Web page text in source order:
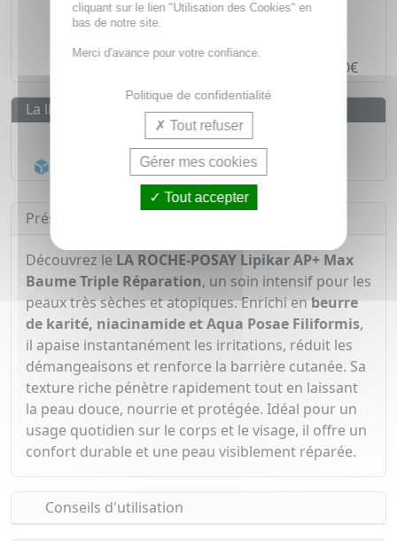
Des prixIMBATTABLES
à partir de 30€
La livraison
Livraison gratuite dès55€
Acheminement Chronopost
Présentation
Découvrez le LA ROCHE-POSAY Lipikar AP+ Max
Baume Triple Réparation, un soin intensif pour les
peaux très sèches et atopiques. Enrichi enbeurre
de karité, niacinamide et Aqua Posae Filiformis,
il apaise instantanément les irritations, réduit les
démangeaisons et renforce la barrière cutanée. Sa
texture riche pénètre rapidement tout en laissant
la peau douce, nourrie et protégée. Idéal pour un
usage quotidien sur le corps et le visage, il offre un
confort durable et une peau visiblement réparée.
Conseils d'utilisation
cliquant sur le lien "Utilisation des Cookies" en
bas de notre site.
Merci d'avance pour votre confiance.
Politique de confidentialité
Tout refuser
Gérer mes cookies
Tout accepter